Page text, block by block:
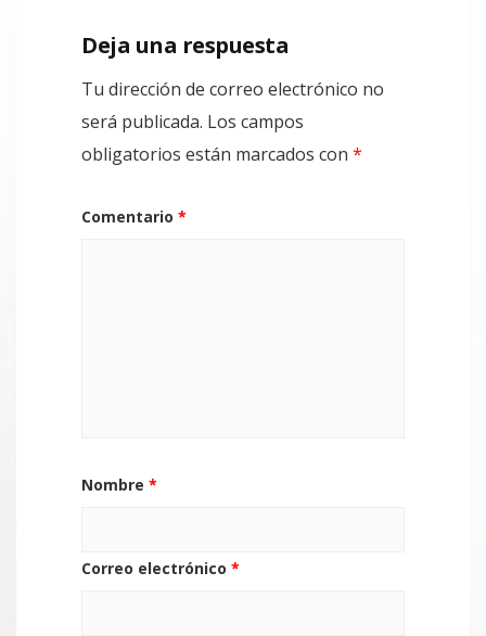
Deja una respuesta
Tu dirección de correo electrónico no
será publicada. Los campos
obligatorios están marcados con *
Comentario *
Nombre *
Correo electrónico *